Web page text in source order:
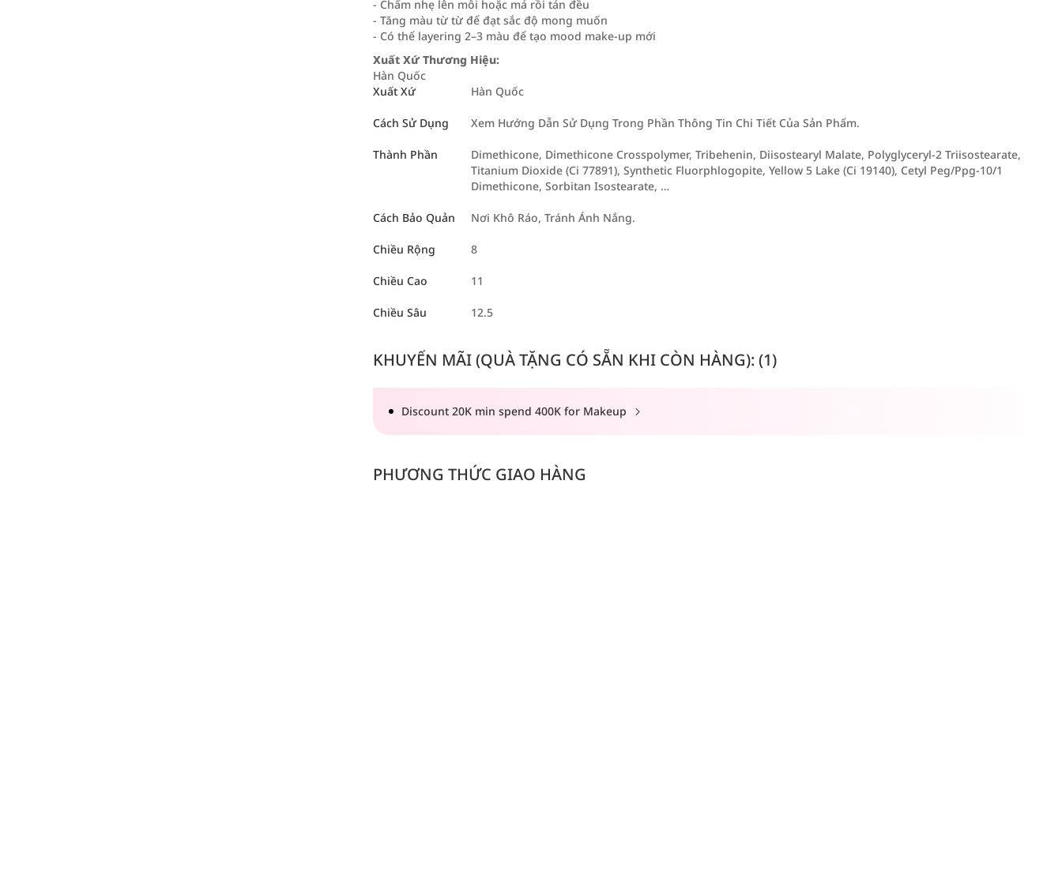
- Chấm nhẹ lên môi hoặc má rồi tán đều
- Tăng màu từ từ để đạt sắc độ mong muốn
- Có thể layering 2–3 màu để tạo mood make-up mới
Xuất Xứ Thương Hiệu:
Hàn Quốc
Xuất Xứ
Hàn Quốc
Cách Sử Dụng Xem Hướng Dẫn Sử Dụng Trong Phần Thông Tin Chi Tiết Của Sản Phẩm.
Thành Phần
Dimethicone, Dimethicone Crosspolymer, Tribehenin, Diisostearyl Malate, Polyglyceryl-2 Triisostearate,
Titanium Dioxide (Ci 77891), Synthetic Fluorphlogopite, Yellow 5 Lake (Ci 19140), Cetyl Peg/Ppg-10/1
Dimethicone, Sorbitan Isostearate, …
Cách Bảo Quản Nơi Khô Ráo, Tránh Ánh Nắng.
Chiều Rộng 8
Chiều Cao 11
Chiều Sâu 12.5
KHUYẾN MÃI (QUÀ TẶNG CÓ SẴN KHI CÒN HÀNG): (1)
Discount 20K min spend 400K for Makeup
PHƯƠNG THỨC GIAO HÀNG